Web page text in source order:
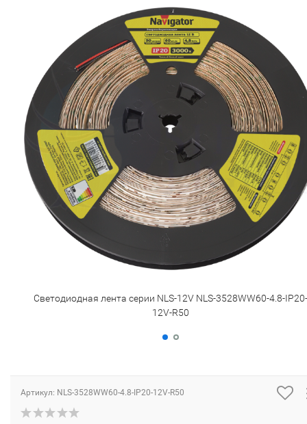
Светодиодная лента серии NLS-12V NLS-3528WW60-4.8-IP20-
12V-R50
Артикул: NLS-3528WW60-4.8-IP20-12V-R50